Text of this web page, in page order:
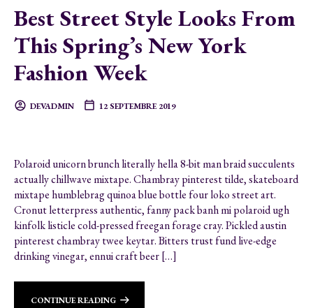
Best Street Style Looks From
This Spring’s New York
Fashion Week
DEVADMIN 12 SEPTEMBRE 2019
Polaroid unicorn brunch literally hella 8-bit man braid succulents
actually chillwave mixtape. Chambray pinterest tilde, skateboard
mixtape humblebrag quinoa blue bottle four loko street art.
Cronut letterpress authentic, fanny pack banh mi polaroid ugh
kinfolk listicle cold-pressed freegan forage cray. Pickled austin
pinterest chambray twee keytar. Bitters trust fund live-edge
drinking vinegar, ennui craft beer […]
CONTINUE READING